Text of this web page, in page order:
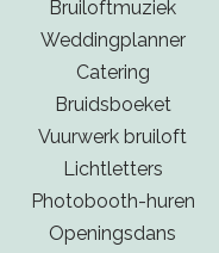
Bruiloftmuziek
Weddingplanner
Catering
Bruidsboeket
Vuurwerk bruiloft
Lichtletters
Photobooth-huren
Openingsdans